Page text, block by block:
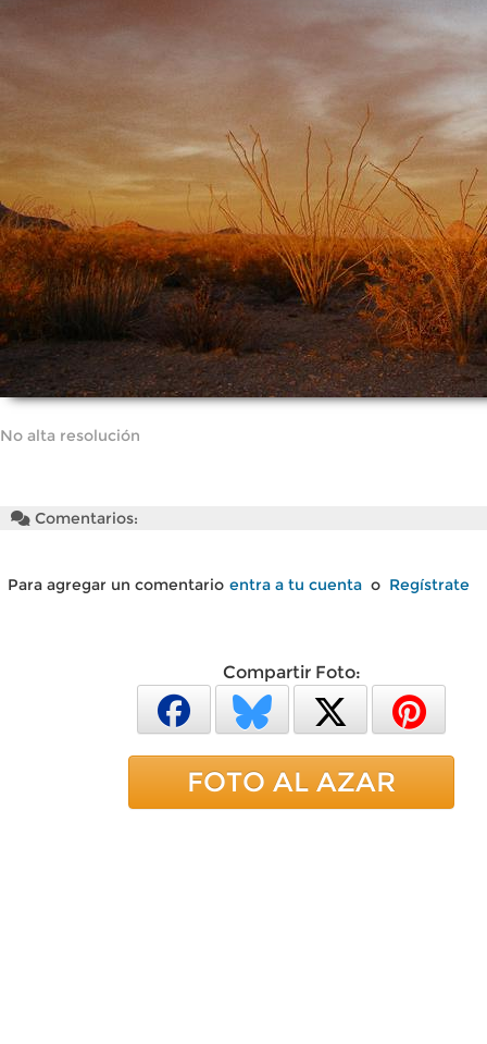
No alta resolución
Comentarios:
Para agregar un comentario entra a tu cuenta o Regístrate
Compartir Foto:
FOTO AL AZAR